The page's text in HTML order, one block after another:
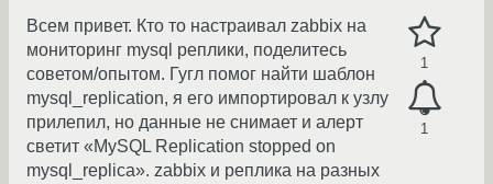
1
1
Всем привет. Кто то настраивал zabbix на
мониторинг mysql реплики, поделитесь
советом/опытом. Гугл помог найти шаблон
mysql_replication, я его импортировал к узлу
прилепил, но данные не снимает и алерт
светит «MySQL Replication stopped on
mysql_replica». zabbix и реплика на разных